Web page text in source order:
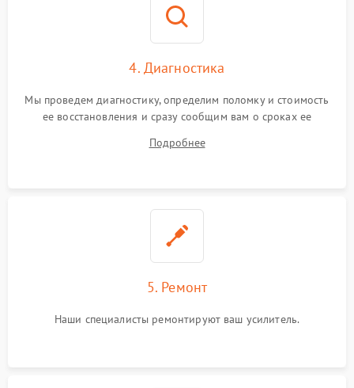
4. Диагностика
Мы проведем диагностику, определим поломку и стоимость
ее восстановления и сразу сообщим вам о сроках ее
Подробнее
5. Ремонт
Наши специалисты ремонтируют ваш усилитель.